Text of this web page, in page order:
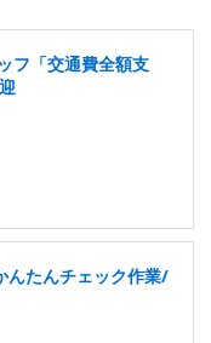
フ「交通費全額支
んたんチェック作業/